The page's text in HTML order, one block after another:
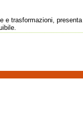
e trasformazioni, presenta